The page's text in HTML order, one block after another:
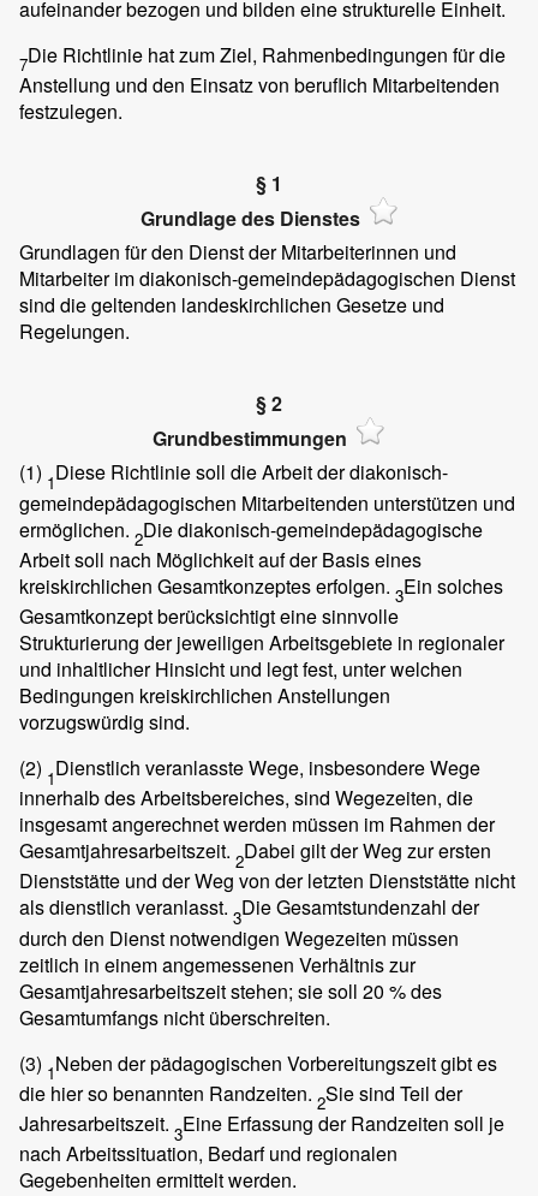
aufeinander bezogen und bilden eine strukturelle Einheit.
7Die Richtlinie hat zum Ziel, Rahmenbedingungen für die
Anstellung und den Einsatz von beruflich Mitarbeitenden
festzulegen.
§ 1
Grundlage des Dienstes
Grundlagen für den Dienst der Mitarbeiterinnen und
Mitarbeiter im diakonisch-gemeindepädagogischen Dienst
sind die geltenden landeskirchlichen Gesetze und
Regelungen.
§ 2
Grundbestimmungen
(1) 1Diese Richtlinie soll die Arbeit der diakonisch-
gemeindepädagogischen Mitarbeitenden unterstützen und
ermöglichen. 2Die diakonisch-gemeindepädagogische
Arbeit soll nach Möglichkeit auf der Basis eines
kreiskirchlichen Gesamtkonzeptes erfolgen. 3Ein solches
Gesamtkonzept berücksichtigt eine sinnvolle
Strukturierung der jeweiligen Arbeitsgebiete in regionaler
und inhaltlicher Hinsicht und legt fest, unter welchen
Bedingungen kreiskirchlichen Anstellungen
vorzugswürdig sind.
(2) 1Dienstlich veranlasste Wege, insbesondere Wege
innerhalb des Arbeitsbereiches, sind Wegezeiten, die
insgesamt angerechnet werden müssen im Rahmen der
Gesamtjahresarbeitszeit. 2Dabei gilt der Weg zur ersten
Dienststätte und der Weg von der letzten Dienststätte nicht
als dienstlich veranlasst. 3Die Gesamtstundenzahl der
durch den Dienst notwendigen Wegezeiten müssen
zeitlich in einem angemessenen Verhältnis zur
Gesamtjahresarbeitszeit stehen; sie soll 20 % des
Gesamtumfangs nicht überschreiten.
(3) 1Neben der pädagogischen Vorbereitungszeit gibt es
die hier so benannten Randzeiten. 2Sie sind Teil der
Jahresarbeitszeit. 3Eine Erfassung der Randzeiten soll je
nach Arbeitssituation, Bedarf und regionalen
Gegebenheiten ermittelt werden.